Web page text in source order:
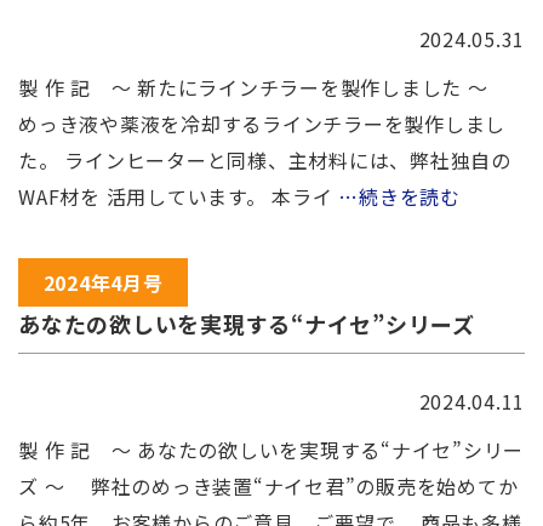
2024.05.31
製 作 記 ～ 新たにラインチラーを製作しました ～
めっき液や薬液を冷却するラインチラーを製作しまし
た。 ラインヒーターと同様、主材料には、弊社独自の
WAF材を 活用しています。 本ライ …続きを読む
2024年4月号
あなたの欲しいを実現する“ナイセ”シリーズ
2024.04.11
製 作 記 ～ あなたの欲しいを実現する“ナイセ”シリー
ズ ～ 弊社のめっき装置“ナイセ君”の販売を始めてか